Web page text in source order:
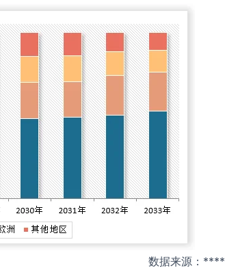
数据来源：****